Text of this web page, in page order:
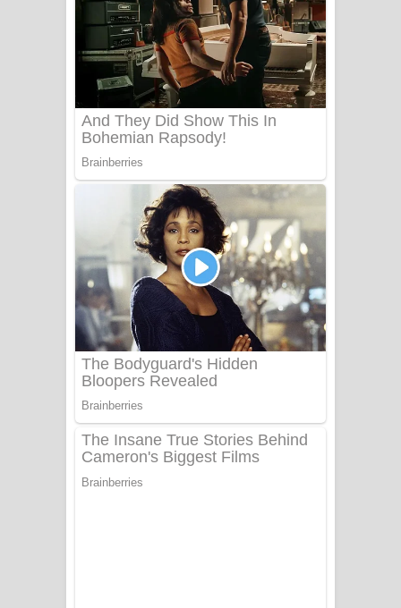
නිවුනා නුඹ හින්දා ගීතයේ පද පෙළ
Numba Dun Aadare Song Lyrics - නුඹ
දුන් ආදරේ ගීතයේ පද පෙළ
Liyamuda Dan Anagathe Song Lyrics
Doni Song Lyrics - දෝණි ගීතයේ පද
පෙළ
Benthara Palame Song Lyrics -
බෙන්තර පාලමේ ගීතයේ පද පෙළ
Sanda Babalena Song Lyrics - සඳ
බැබලෙන ගීතයේ පද පෙළ
Adare Wadi Nisa Song Lyrics - ආදරේ